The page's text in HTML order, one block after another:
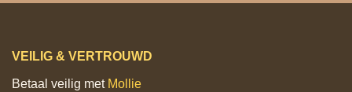
VEILIG & VERTROUWD
Betaal veilig met Mollie